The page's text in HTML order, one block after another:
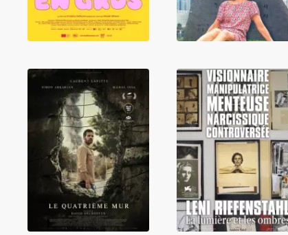
Le Quatrième
mur
Leni Riefenstahl,
la lumière et les
ombres